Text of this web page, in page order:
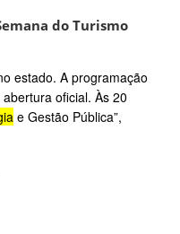
do Turismo
estado. A programação
oficial. Às 20
e Gestão Pública”,